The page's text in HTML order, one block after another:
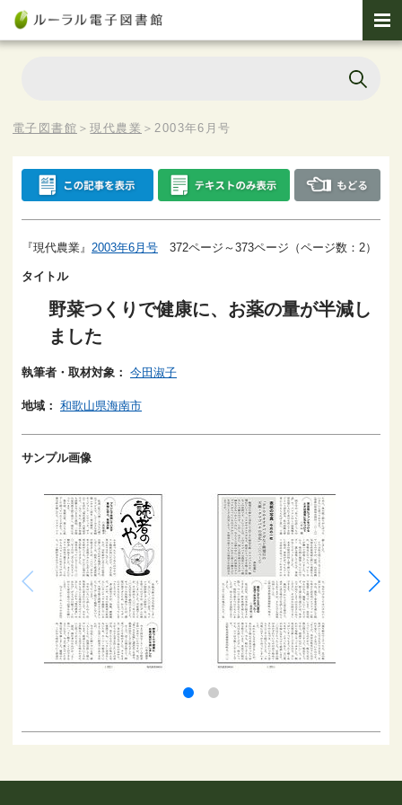
電子図書館 ＞現代農業 ＞2003年6月号
『現代農業』 2003年6月号 372ページ～373ページ（ページ数：2）
タイトル
野菜つくりで健康に、お薬の量が半減し
ました
執筆者・取材対象： 今田淑子
地域： 和歌山県海南市
サンプル画像